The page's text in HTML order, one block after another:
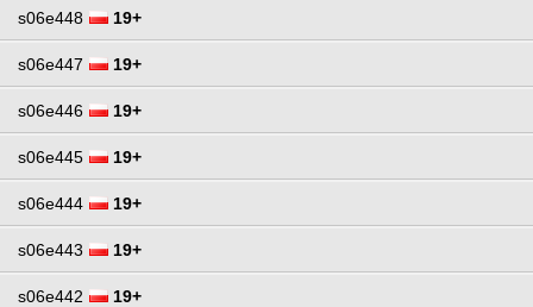
s06e448 19+
s06e447 19+
s06e446 19+
s06e445 19+
s06e444 19+
s06e443 19+
s06e442 19+